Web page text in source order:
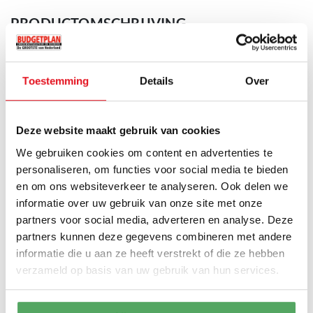
Toestemming Details Over
Deze website maakt gebruik van cookies
We gebruiken cookies om content en advertenties te
personaliseren, om functies voor social media te bieden
en om ons websiteverkeer te analyseren. Ook delen we
informatie over uw gebruik van onze site met onze
partners voor social media, adverteren en analyse. Deze
partners kunnen deze gegevens combineren met andere
informatie die u aan ze heeft verstrekt of die ze hebben
verzameld op basis van uw gebruik van hun services.
PRODUCTOMSCHRIJVING
Deze Smeg FAB28RBL5 vrijstaande koelkast met 4 sterren
zwart en is voorzien van naar rechts draaiende deur. Het
koelgedeelte is voorzien van 244 liter inhoud met multiflow
koude lucht en Life Plus-0 ° graden zone, zodat uw etenswaren tot
2 maal langer kunt bewaren. De heldere LED verlichting zorgt
voor een perfect overzicht in deze koelkast.
150 cm hoog |Rechtsdraaiende deur,draairichting niet
omkeerbaar
Uitgevoerd in het zwart
Koelgedeelte voorzien van 244 Liter netto inhoud waarvan
Life Plus-0 ° graden zonemet 21 liter netto inhoud, bewaar
uw versproducten tot 2 maal langer
Lees volledige productomschrijving
PRODUCTAFMETINGEN
Hoogte ± 150 cm
Breedte ± 60 cm
Diepte ± 70 cm